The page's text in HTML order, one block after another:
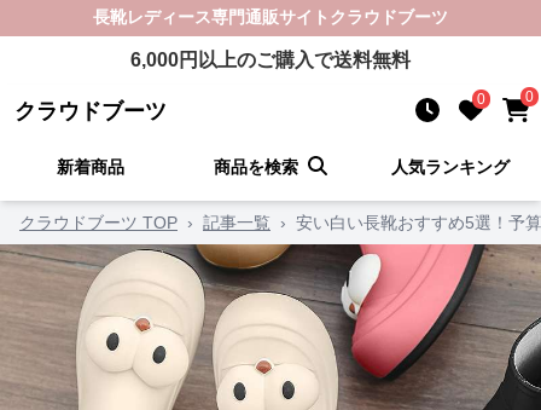
長靴レディース専門通販サイト クラウドブーツ
6,000円以上のご購入で送料無料
クラウドブーツ 0 0
新着商品 商品を検索 人気ランキング
クラウドブーツ TOP › 記事一覧 › 安い白い長靴おすすめ5選！予